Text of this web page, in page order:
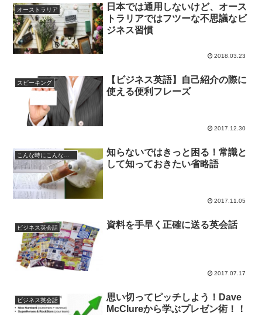
オーストラリア
日本では通用しないけど、オース
トラリアではフツーな不思議なビ
ジネス習慣
2018.03.23
スピーキング
【ビジネス英語】自己紹介の際に
使える便利フレーズ
2017.12.30
知らないではきっと困る！常識と
して知っておきたい省略語
2017.11.05
ビジネス英会話 資料を手早く正確に送る英会話
2017.07.17
ビジネス英会話
思い切ってピッチしよう！Dave
McClureから学ぶプレゼン術！！